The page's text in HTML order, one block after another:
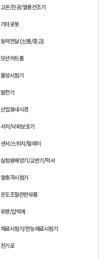
고온/진공/열풍건조기
기타로봇
동력전달 (신품/중고)
모션커트롤
물성시험기
발전기
산업용내시경
서지/낙뢰보호기
센서/스위치/릴레이
실험용배양기/교반기/믹서
열충격시험기
온도조절관련부품
유량/압력계
재료시험기/만능재료시험기
전기로